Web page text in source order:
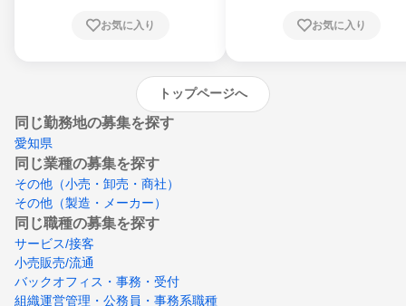
崎県、熊本県、大分県、宮崎県、鹿児島県、
お気に入り お気に入り
トップページへ
同じ勤務地の募集を探す
愛知県
同じ業種の募集を探す
その他（小売・卸売・商社）
その他（製造・メーカー）
同じ職種の募集を探す
サービス/接客
小売販売/流通
バックオフィス・事務・受付
組織運営管理・公務員・事務系職種